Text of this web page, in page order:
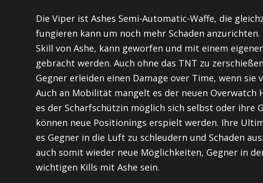
Die Viper ist Ashes Semi-Automatic-Waffe, die
fungieren kann um noch mehr Schaden
Skill von Ashe, kann geworfen und mit einem
gebracht werden. Auch ohne das TNT zu
Gegner erleiden einen Damage over Time, wenn
Auch an Mobilität mangelt es der neuen Overwatch
es der Scharfschützin möglich sich selbst oder ihre
können neue Positionings erspielt werden. Ihre
es Gegner in die Luft zu schleudern und Schaden
auch somit wieder neue Möglichkeiten, Gegner in
wichtigen Kills mit Ashe sein.